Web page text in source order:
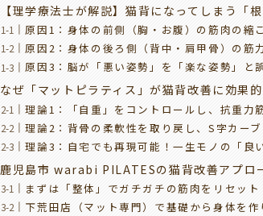
【理学療法士が解説】猫背になってしまう「
原因1：身体の前側（胸・お腹）の筋肉の縮
原因2：身体の後ろ側（背中・肩甲骨）の筋
原因3：脳が「悪い姿勢」を「楽な姿勢」と
なぜ「マットピラティス」が猫背改善に効果
理論1：「自重」をコントロールし、抗重力
理論2：背骨の柔軟性を取り戻し、S字カー
理論3：自宅でも再現可能！一生モノの「良
鹿児島市 warabi PILATESの猫背改善アプロ
まずは「整体」でガチガチの筋肉をリセット
下荒田店（マット専門）で基礎から身体を作